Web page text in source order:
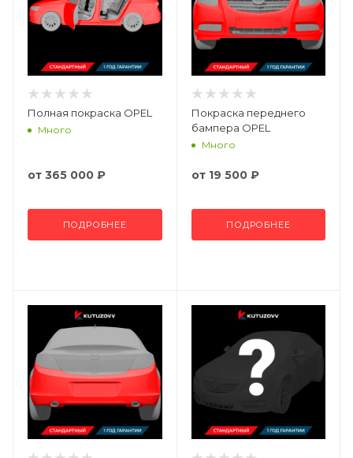
Полная покраска OPEL
Много
от 365 000 ₽
ПОДРОБНЕЕ
Покраска переднего
бампера OPEL
Много
от 19 500 ₽
ПОДРОБНЕЕ